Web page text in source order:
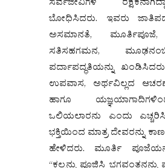
ಸರ್ವಜೀವಿಗಳ
ಬೋಧಿಸಿದರು. ಇವರು
ಅಸಮಾನತೆ, ಮೂರ್ತಿಪೂಜೆ,
ಸತಿಸಹಗಮನ,
ಪರ್ದಾಪದ್ಧತಿಯನ್ನು
ಉಪವಾಸ, ಅರ್ಥವಿಲ್ಲದ
ಹಾಗೂ
ಒಲಿಯಲಾರನು ಎಂದು
ಭಕ್ತಿಯಿಂದ ಮಾತ್ರ ದೇವರನ್ನು
ಹೇಳಿದರು. ಮೂರ್ತಿ